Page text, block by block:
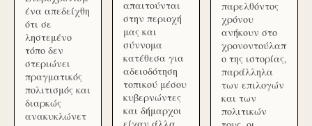
ένα απεδείχθη
ότι σε
ληστεμένο
τόπο δεν
στεριώνει
πραγματικός
πολιτισμός και
διαρκώς
ανακυκλώνετ
απαιτούνται
στην περιοχή
μας και
σύννομα
κατέθεσα για
αδειοδότηση
τοπικού μέσου
κυβερνώντες
και δήμαρχοι
παρελθόντος
χρόνου
ανήκουν στο
χρονοντούλαπ
ο της ιστορίας,
παράλληλα
των επιλογών
και των
πολιτικών